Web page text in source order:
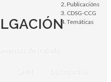
de traballo
GMH Distribución
Publicacións
CDSG-CCG
Temáticas